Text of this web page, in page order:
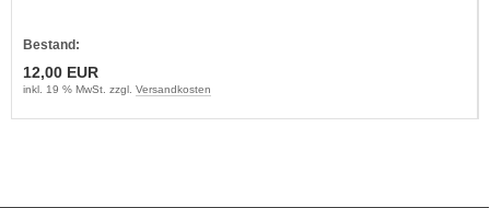
Bestand:
12,00 EUR
inkl. 19 % MwSt. zzgl. Versandkosten